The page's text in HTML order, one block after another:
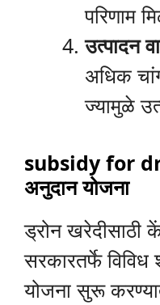
परिणाम
उत्पादन
अधिक
ज्यामुळे
subsidy for
अनुदान योजना
ड्रोन खरेदीसाठी
सरकारतर्फे
योजना सुरू